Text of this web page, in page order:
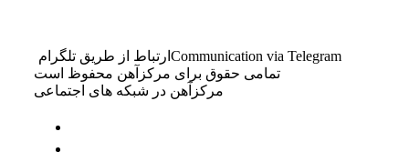
ارتباط از طریق تلگرام Communication via Telegram
تمامی حقوق برای مرکزآهن محفوظ است
مرکزآهن در شبکه های اجتماعی